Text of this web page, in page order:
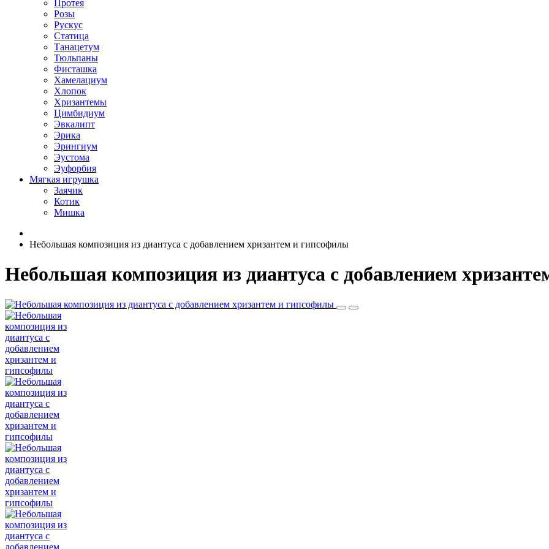
Протея
Розы
Рускус
Статица
Танацетум
Тюльпаны
Фисташка
Хамелациум
Хлопок
Хризантемы
Цимбидиум
Эвкалипт
Эрика
Эрингиум
Эустома
Эуфорбия
Мягкая игрушка
Заячик
Котик
Мишка
Небольшая композиция из диантуса c добавлением хризантем и гипсофилы
Небольшая композиция из диантуса c добавлением